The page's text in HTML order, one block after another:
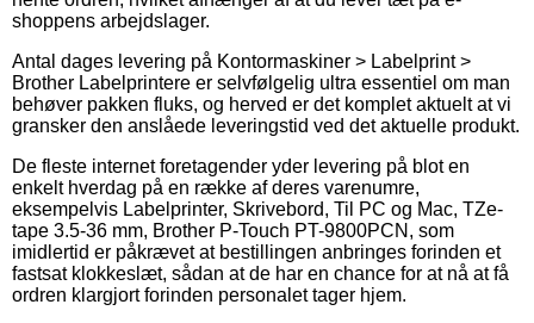
shoppens arbejdslager.
Antal dages levering på Kontormaskiner > Labelprint >
Brother Labelprintere er selvfølgelig ultra essentiel om man
behøver pakken fluks, og herved er det komplet aktuelt at vi
gransker den anslåede leveringstid ved det aktuelle produkt.
De fleste internet foretagender yder levering på blot en
enkelt hverdag på en række af deres varenumre,
eksempelvis Labelprinter, Skrivebord, Til PC og Mac, TZe-
tape 3.5-36 mm, Brother P-Touch PT-9800PCN, som
imidlertid er påkrævet at bestillingen anbringes forinden et
fastsat klokkeslæt, sådan at de har en chance for at nå at få
ordren klargjort forinden personalet tager hjem.